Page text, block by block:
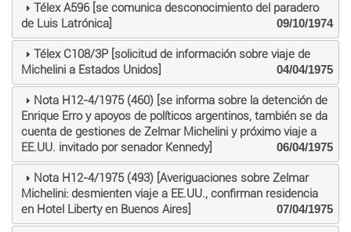
Télex A596 [se comunica desconocimiento del paradero
de Luis Latrónica]
09/10/1974
Télex C108/3P [solicitud de información sobre viaje de
Michelini a Estados Unidos]
04/04/1975
Nota H12-4/1975 (460) [se informa sobre la detención de
Enrique Erro y apoyos de políticos argentinos, también se da
cuenta de gestiones de Zelmar Michelini y próximo viaje a
EE.UU. invitado por senador Kennedy]
06/04/1975
Nota H12-4/1975 (493) [Averiguaciones sobre Zelmar
Michelini: desmienten viaje a EE.UU., confirman residencia
en Hotel Liberty en Buenos Aires]
07/04/1975